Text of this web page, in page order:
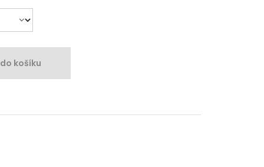
košíku